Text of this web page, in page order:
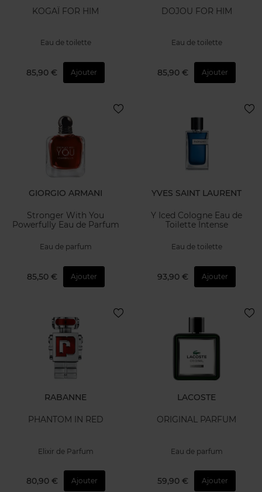
KOGAÏ FOR HIM
Eau de toilette
85,90 € Ajouter
DOJOU FOR HIM
Eau de toilette
85,90 € Ajouter
GIORGIO ARMANI
Stronger With You
Powerfully Eau de Parfum
Eau de parfum
85,50 € Ajouter
YVES SAINT LAURENT
Y Iced Cologne Eau de
Toilette Intense
Eau de toilette
93,90 € Ajouter
RABANNE
PHANTOM IN RED
Elixir de Parfum
80,90 € Ajouter
LACOSTE
ORIGINAL PARFUM
Eau de parfum
59,90 € Ajouter